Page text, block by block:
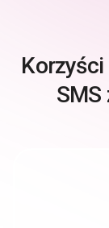
SMS